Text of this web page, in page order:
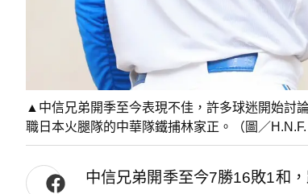
▲中信兄弟開季至今表現不佳，許多球迷開始討
職日本火腿隊的中華隊鐵捕林家正。（圖／H.N.F.
中信兄弟開季至今7勝16敗1和